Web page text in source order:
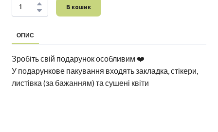
В кошик
ОПИС
Зробіть свій подарунок особливим ❤️
У подарункове пакування входять закладка, стікери,
листівка (за бажанням) та сушені квіти